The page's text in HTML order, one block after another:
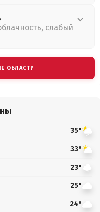
слабый
ОБЛАСТИ
35°
33°
23°
25°
24°